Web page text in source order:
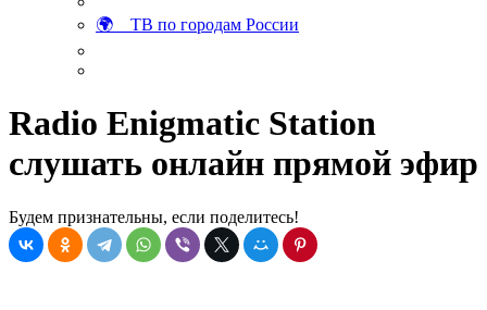
🌍 ТВ по городам России
Radio Enigmatic Station
слушать онлайн прямой эфир
Будем признательны, если поделитесь!